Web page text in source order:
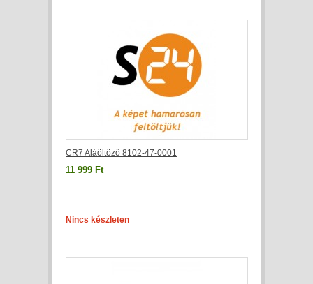
CR7 Aláöltöző 8102-47-0001
11 999 Ft
Nincs készleten